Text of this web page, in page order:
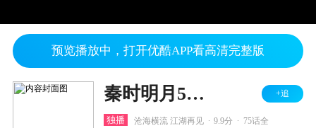
预览播放中，打开优酷APP看高清完整版
秦时明月5君临天下 +追
独播 沧海横流 江湖再见 9.9分 75话全